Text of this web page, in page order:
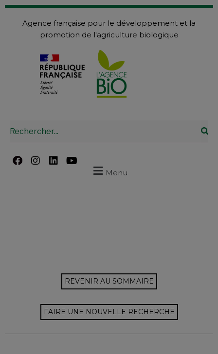
Agence française pour le développement et la
promotion de l'agriculture biologique
Menu
REVENIR AU SOMMAIRE
FAIRE UNE NOUVELLE RECHERCHE